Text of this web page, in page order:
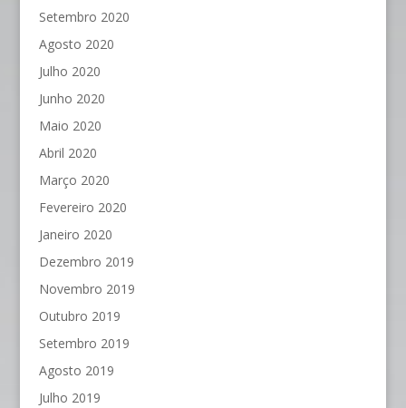
Setembro 2020
Agosto 2020
Julho 2020
Junho 2020
Maio 2020
Abril 2020
Março 2020
Fevereiro 2020
Janeiro 2020
Dezembro 2019
Novembro 2019
Outubro 2019
Setembro 2019
Agosto 2019
Julho 2019